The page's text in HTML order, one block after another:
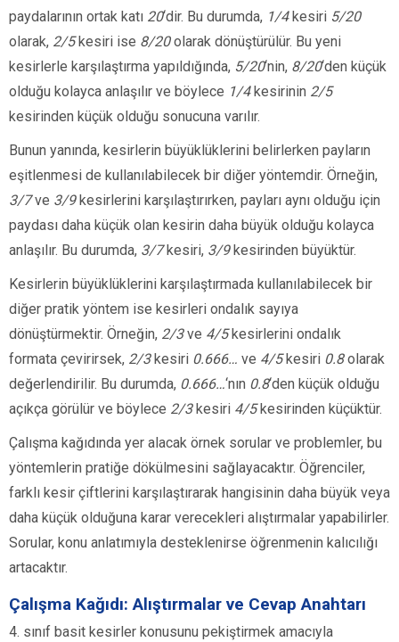
paydalarının ortak katı 20‘dir. Bu durumda, 1/4kesiri 5/20
olarak, 2/5kesiri ise 8/20olarak dönüştürülür. Bu yeni
kesirlerle karşılaştırma yapıldığında, 5/20‘nin, 8/20‘den küçük
olduğu kolayca anlaşılır ve böylece 1/4kesirinin 2/5
kesirinden küçük olduğu sonucuna varılır.
Bunun yanında, kesirlerin büyüklüklerini belirlerken payların
eşitlenmesi de kullanılabilecek bir diğer yöntemdir. Örneğin,
3/7ve 3/9kesirlerini karşılaştırırken, payları aynı olduğu için
paydası daha küçük olan kesirin daha büyük olduğu kolayca
anlaşılır. Bu durumda, 3/7kesiri, 3/9kesirinden büyüktür.
Kesirlerin büyüklüklerini karşılaştırmada kullanılabilecek bir
diğer pratik yöntem ise kesirleri ondalık sayıya
dönüştürmektir. Örneğin, 2/3ve 4/5kesirlerini ondalık
formata çevirirsek, 2/3kesiri 0.666… ve 4/5kesiri 0.8olarak
değerlendirilir. Bu durumda, 0.666…‘nın 0.8‘den küçük olduğu
açıkça görülür ve böylece 2/3kesiri 4/5kesirinden küçüktür.
Çalışma kağıdında yer alacak örnek sorular ve problemler, bu
yöntemlerin pratiğe dökülmesini sağlayacaktır. Öğrenciler,
farklı kesir çiftlerini karşılaştırarak hangisinin daha büyük veya
daha küçük olduğuna karar verecekleri alıştırmalar yapabilirler.
Sorular, konu anlatımıyla desteklenirse öğrenmenin kalıcılığı
artacaktır.
Çalışma Kağıdı: Alıştırmalar ve Cevap Anahtarı
4. sınıf basit kesirler konusunu pekiştirmek amacıyla